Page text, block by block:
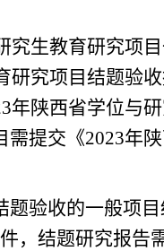
生教育研究项
研究项目结题验
陕西省学位与
提交《2023年
题验收的一般项
，结题研究报告